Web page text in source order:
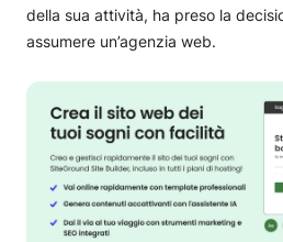
della sua attività, ha preso la
assumere un’agenzia web.